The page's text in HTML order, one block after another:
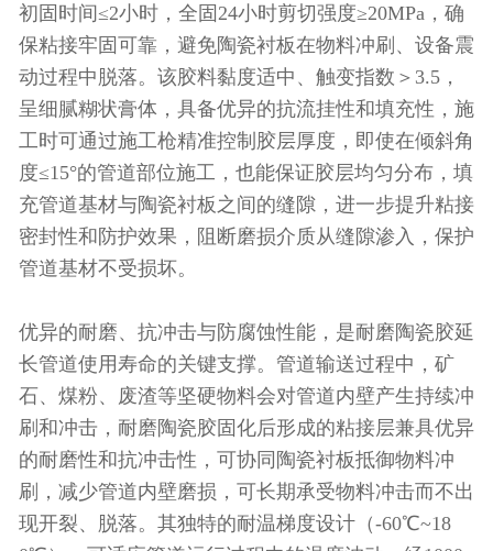
初固时间≤2小时，全固24小时剪切强度≥20MPa，确
保粘接牢固可靠，避免陶瓷衬板在物料冲刷、设备震
动过程中脱落。该胶料黏度适中、触变指数＞3.5，
呈细腻糊状膏体，具备优异的抗流挂性和填充性，施
工时可通过施工枪精准控制胶层厚度，即使在倾斜角
度≤15°的管道部位施工，也能保证胶层均匀分布，填
充管道基材与陶瓷衬板之间的缝隙，进一步提升粘接
密封性和防护效果，阻断磨损介质从缝隙渗入，保护
管道基材不受损坏。
优异的耐磨、抗冲击与防腐蚀性能，是耐磨陶瓷胶延
长管道使用寿命的关键支撑。管道输送过程中，矿
石、煤粉、废渣等坚硬物料会对管道内壁产生持续冲
刷和冲击，耐磨陶瓷胶固化后形成的粘接层兼具优异
的耐磨性和抗冲击性，可协同陶瓷衬板抵御物料冲
刷，减少管道内壁磨损，可长期承受物料冲击而不出
现开裂、脱落。其独特的耐温梯度设计（-60℃~18